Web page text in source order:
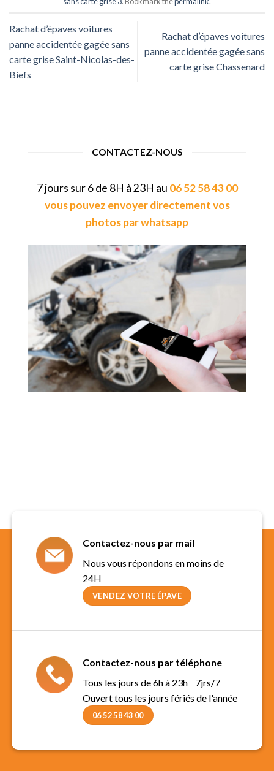
Rachat d’épaves voitures
panne accidentée gagée sans
carte grise Saint-Nicolas-des-
Biefs
Rachat d’épaves voitures
panne accidentée gagée sans
carte grise Chassenard
CONTACTEZ-NOUS
7 jours sur 6 de 8H à 23H au 06 52 58 43 00
vous pouvez envoyer directement vos
photos par whatsapp
Contactez-nous par mail
Nous vous répondons en moins de
24H
VENDEZ VOTRE ÉPAVE
Contactez-nous par téléphone
Tous les jours de 6h à 23h 7jrs/7
Ouvert tous les jours fériés de l'année
06 52 58 43 00